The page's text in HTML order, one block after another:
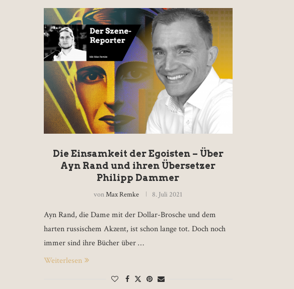
Die Einsamkeit der Egoisten – Über
Ayn Rand und ihren Übersetzer
Philipp Dammer
vonMax Remke 8. Juli 2021
Ayn Rand, die Dame mit der Dollar-Brosche und dem
harten russischem Akzent, ist schon lange tot. Doch noch
immer sind ihre Bücher über …
Weiterlesen